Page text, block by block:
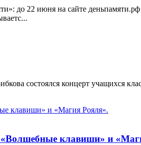
до 22 июня на сайте
состоялся концерт учащихся
клавиши» и